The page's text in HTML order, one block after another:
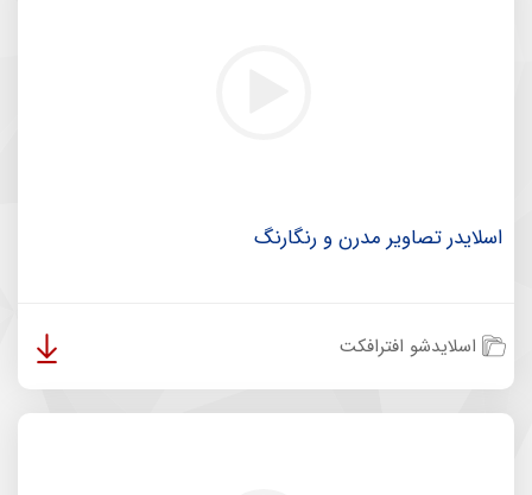
اسلایدر تصاویر مدرن و رنگارنگ
اسلایدشو افترافکت